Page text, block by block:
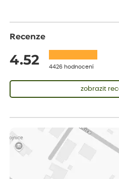
Recenze
4.52 4426 hodnocení
zobrazit
Vše přišlo velice rychle
velice dobře prospívají
Jarda
Dobrý den, byli jsme spokojeni